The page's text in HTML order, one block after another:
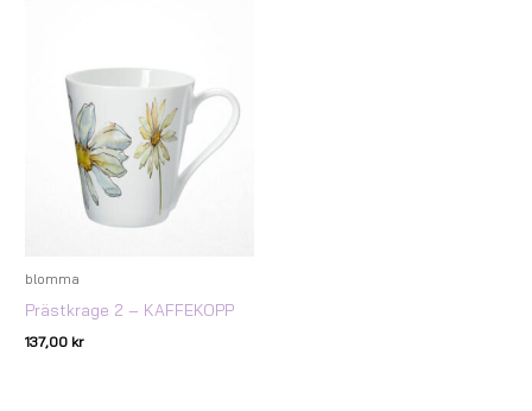
blomma
Prästkrage 2 – KAFFEKOPP
137,00 kr